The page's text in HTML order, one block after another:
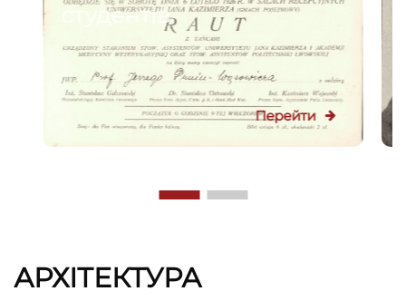
студентів
Перейти
АРХІТЕКТУРА